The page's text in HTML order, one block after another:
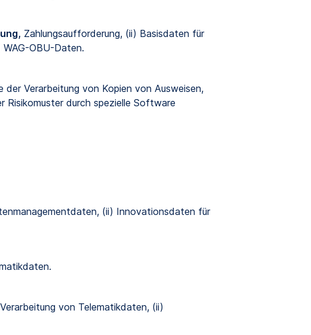
Zahlungsaufforderung, (ii) Basisdaten für
OBU-Daten.
Verarbeitung von Kopien von Ausweisen,
Risikomuster durch spezielle Software
(ii) Innovationsdaten für
von Telematikdaten, (ii)